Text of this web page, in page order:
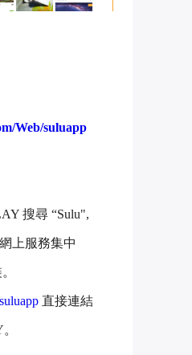
Web/suluapp
搜尋 “Sulu",
上服務集中
直接連結